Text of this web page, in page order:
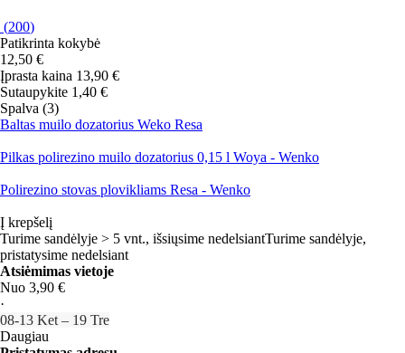
(200)
Patikrinta kokybė
12,50 €
Įprasta kaina 13,90 €
Sutaupykite 1,40 €
Spalva (3)
Baltas muilo dozatorius Weko Resa
Pilkas polirezino muilo dozatorius 0,15 l Woya - Wenko
Polirezino stovas plovikliams Resa - Wenko
Į krepšelį
Turime sandėlyje > 5 vnt., išsiųsime nedelsiantTurime sandėlyje,
pristatysime nedelsiant
Atsiėmimas vietoje
Nuo 3,90 €
·
08‑13 Ket – 19 Tre
Daugiau